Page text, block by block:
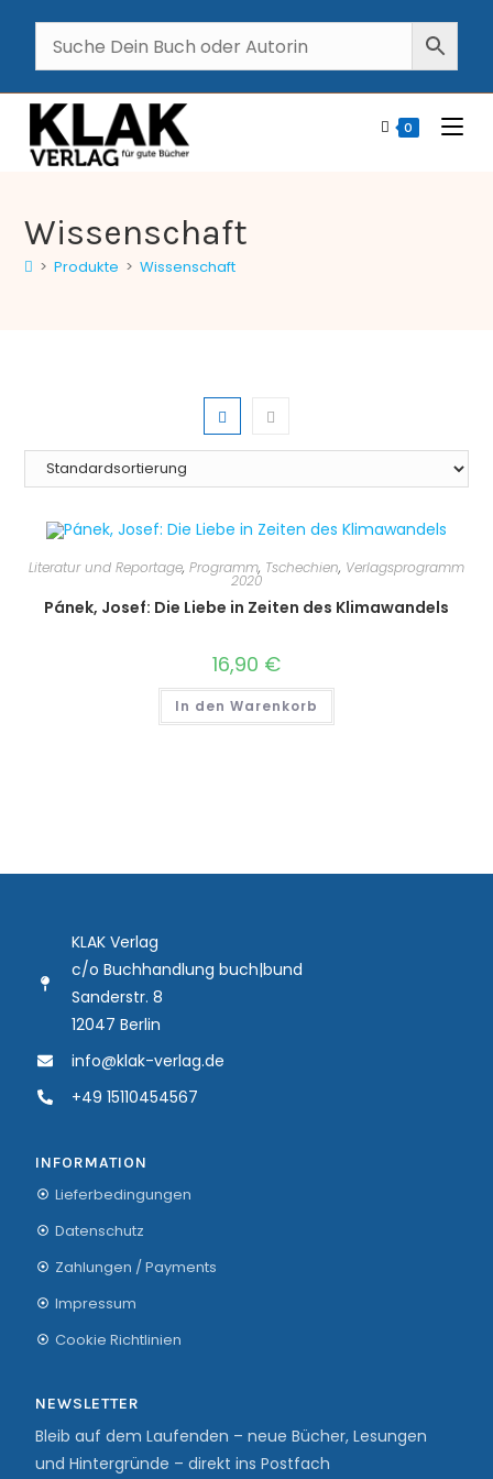
0
Wissenschaft
> Produkte > Wissenschaft
Literatur und Reportage, Programm, Tschechien, Verlagsprogramm
2020
Pánek, Josef: Die Liebe in Zeiten des Klimawandels
16,90 €
In den Warenkorb
KLAK Verlag
c/o Buchhandlung buch|bund
Sanderstr. 8
12047 Berlin
info@klak-verlag.de
+49 15110454567
INFORMATION
Lieferbedingungen
Datenschutz
Zahlungen / Payments
Impressum
Cookie Richtlinien
NEWSLETTER
Bleib auf dem Laufenden – neue Bücher, Lesungen
und Hintergründe – direkt ins Postfach